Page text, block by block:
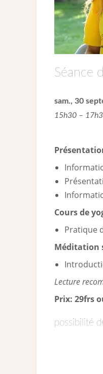
Séance
sam., 30
15h30 –
Cours de
Pratique
Méditation
Lecture
Prix: 29frs
possibilité